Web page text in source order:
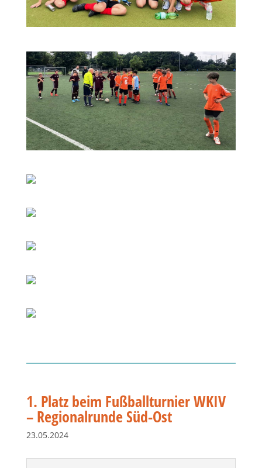
1. Platz beim Fußballturnier WKIV
– Regionalrunde Süd-Ost
23.05.2024